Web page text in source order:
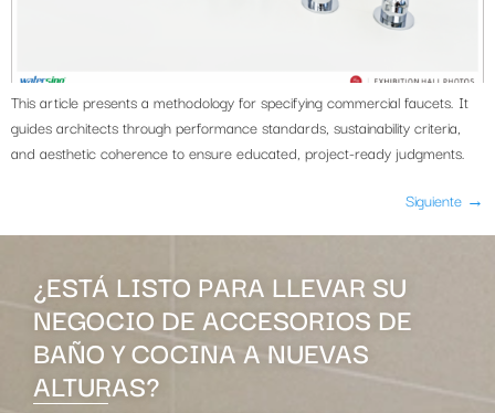
This article presents a methodology for specifying commercial faucets. It
guides architects through performance standards, sustainability criteria,
and aesthetic coherence to ensure educated, project-ready judgments.
Siguiente →
¿ESTÁ LISTO PARA LLEVAR SU
NEGOCIO DE ACCESORIOS DE
BAÑO Y COCINA A NUEVAS
ALTURAS?